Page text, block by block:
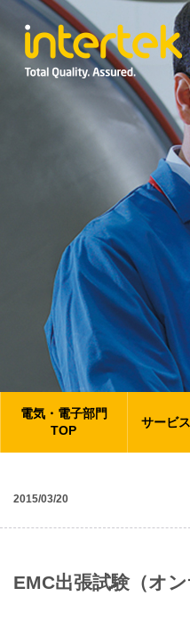
電気・電子部門
TOP
サービ
2015/03/20
EMC出張試験（オ